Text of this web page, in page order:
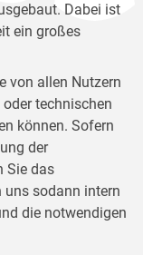
Dabei ist
ein großes
von allen Nutzern
technischen
können. Sofern
der
Sie das
uns sodann intern
die notwendigen